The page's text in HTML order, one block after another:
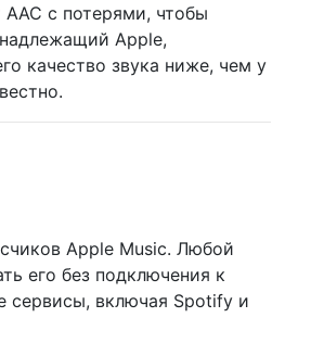
с потерями, чтобы
Apple,
качество звука ниже, чем у
Apple Music. Любой
его без подключения к
сервисы, включая Spotify и